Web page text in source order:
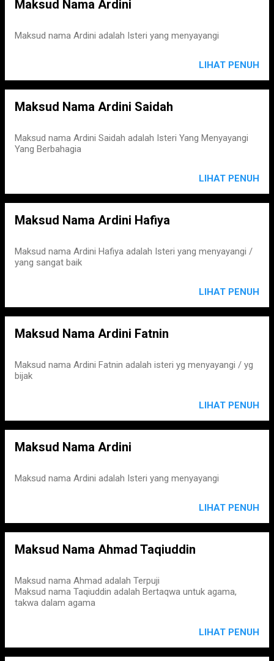
Maksud Nama Ardini
Maksud nama Ardini adalah Isteri yang menyayangi
LIHAT PENUH
Maksud Nama Ardini Saidah
Maksud nama Ardini Saidah adalah Isteri Yang Menyayangi
Yang Berbahagia
LIHAT PENUH
Maksud Nama Ardini Hafiya
Maksud nama Ardini Hafiya adalah Isteri yang menyayangi /
yang sangat baik
LIHAT PENUH
Maksud Nama Ardini Fatnin
Maksud nama Ardini Fatnin adalah isteri yg menyayangi / yg
bijak
LIHAT PENUH
Maksud Nama Ardini
Maksud nama Ardini adalah Isteri yang menyayangi
LIHAT PENUH
Maksud Nama Ahmad Taqiuddin
Maksud nama Ahmad adalah Terpuji
Maksud nama Taqiuddin adalah Bertaqwa untuk agama,
takwa dalam agama
LIHAT PENUH